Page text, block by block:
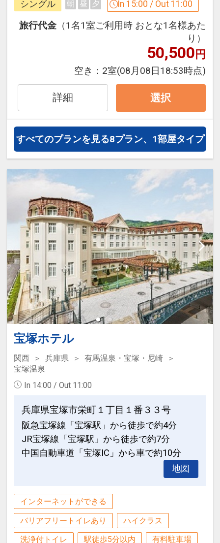
「食事なしプラン」と「朝食付プラン」
●「食事なしプラン」と「朝食付プラ
※ご覧のページの 【食事条件】をお確か
めのうえ、ご予約にお進みください。
31日
インターネットコース番号：DP-1-
17414586
シングル 朝 昼 夕 In 15:00 / Out 11:00
旅行代金 （1名1室ご利用時 おとな1名様あた
り）
50,500円
空き： 2室(08月08日18:53時点)
詳細 選択
すべてのプランを見る8プラン、1部屋タイプ
宝塚ホテル
関西 兵庫県
有馬温泉・宝塚・尼崎
宝塚温泉
In 14:00 / Out 11:00
兵庫県宝塚市栄町１丁目１番３３号
阪急宝塚線「宝塚駅」から徒歩で約4分
JR宝塚線「宝塚駅」から徒歩で約7分
中国自動車道「宝塚IC」から車で約10分
地図
インターネットができる
バリアフリートイレあり ハイクラス
洗浄付トイレ 駅徒歩5分以内 有料駐車場